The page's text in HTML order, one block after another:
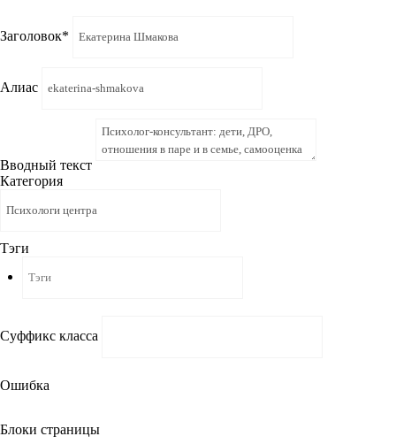
Заголовок*
Алиас
Вводный текст
Категория
Тэги
Суффикс класса
Ошибка
Блоки страницы